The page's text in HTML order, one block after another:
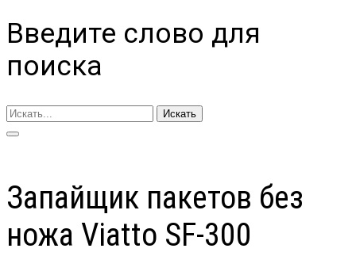
Введите слово для
поиска
Искать
Запайщик пакетов без
ножа Viatto SF-300